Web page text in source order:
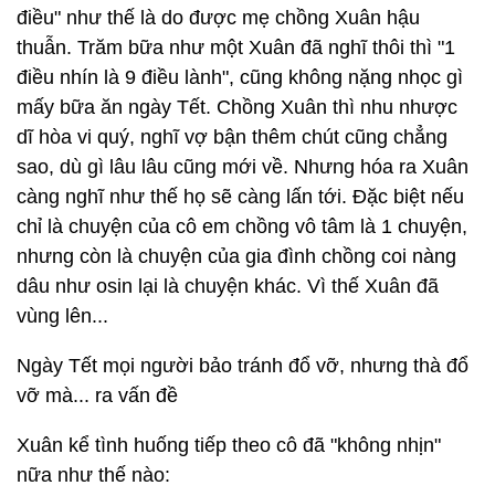
điều" như thế là do được mẹ chồng Xuân hậu
thuẫn. Trăm bữa như một Xuân đã nghĩ thôi thì "1
điều nhín là 9 điều lành", cũng không nặng nhọc gì
mấy bữa ăn ngày Tết. Chồng Xuân thì nhu nhược
dĩ hòa vi quý, nghĩ vợ bận thêm chút cũng chẳng
sao, dù gì lâu lâu cũng mới về. Nhưng hóa ra Xuân
càng nghĩ như thế họ sẽ càng lấn tới. Đặc biệt nếu
chỉ là chuyện của cô em chồng vô tâm là 1 chuyện,
nhưng còn là chuyện của gia đình chồng coi nàng
dâu như osin lại là chuyện khác. Vì thế Xuân đã
vùng lên...
Ngày Tết mọi người bảo tránh đổ vỡ, nhưng thà đổ
vỡ mà... ra vấn đề
Xuân kể tình huống tiếp theo cô đã "không nhịn"
nữa như thế nào: